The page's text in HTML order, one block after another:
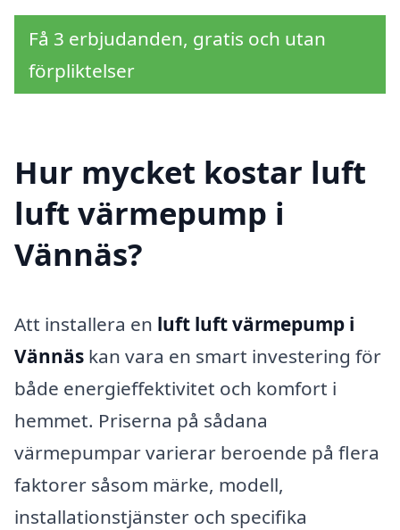
Få 3 erbjudanden, gratis och utan
förpliktelser
Hur mycket kostar luft
luft värmepump i
Vännäs?
Att installera en luft luft värmepump i
Vännäs kan vara en smart investering för
både energieffektivitet och komfort i
hemmet. Priserna på sådana
värmepumpar varierar beroende på flera
faktorer såsom märke, modell,
installationstjänster och specifika